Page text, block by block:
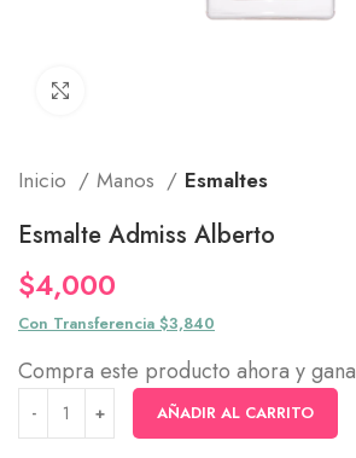
Inicio Manos Esmaltes
Esmalte Admiss Alberto
$4,000
Con Transferencia $3,840
Compra este producto ahora y gana
AÑADIR AL CARRITO